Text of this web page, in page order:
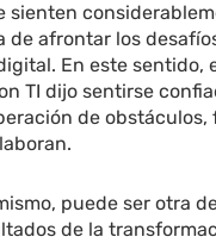
sienten
de afrontar los
En este sentido,
TI dijo sentirse
de obstáculos,
puede ser otra
de la